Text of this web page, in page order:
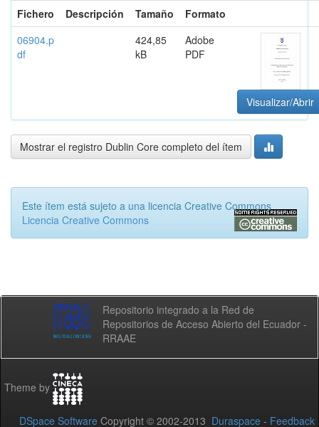
Fichero
Descripción Tamaño
Formato
06904.p
df
424,85
kB
Adobe
PDF
Visualizar/Abrir
Mostrar el registro Dublin Core completo del ítem
Este ítem está sujeto a una licencia Creative Commons
Licencia Creative Commons
Repositorio integrado a la Red de
Repositorios de Acceso Abierto del Ecuador -
RRAAE
Theme by
DSpace Software Copyright © 2002-2013 Duraspace - Feedback